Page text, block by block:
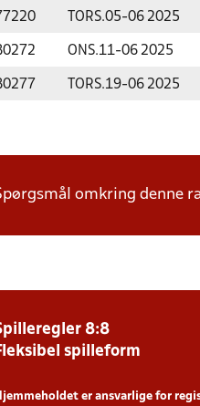
TORS.05-06 2025
ONS.11-06 2025
TORS.19-06 2025
omkring denne
8:8
spilleform
er ansvarlige for